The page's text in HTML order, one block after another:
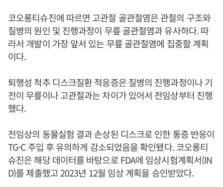
코오롱티슈진에 따르면 고관절 골관절염은 관절의 구조와
질병의 원인 및 진행과정이 무릎 골관절염과 유사하다. 따
라서 개발이 가장 앞서 있는 무릎 골관절염에 집중할 계획
이다.
퇴행성 척추 디스크질환 적응증은 질병의 진행과정이나 기
전이 무릎이나 고관절과는 차이가 있어서 전임상부터 진행
했다.
전임상의 동물실험 결과 손상된 디스크로 인한 통증 반응이
TG-C 주입 후 유의하게 감소되었음을 확인됐다. 코오롱티
슈진은 해당 데이터를 바탕으로 FDA에 임상시험계획서(IN
D)를 제출했고 2023년 12월 임상 계획을 승인받았다.